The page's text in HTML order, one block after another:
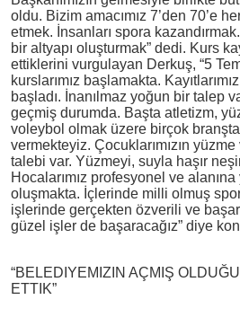
oldu. Bizim amacımız 7’den 70’e
etmek. İnsanları spora
bir altyapı oluşturmak” dedi. Kurs
ettiklerini vurgulayan Derkuş, “5
kurslarımız başlamakta.
başladı. İnanılmaz yoğun bir talep
geçmiş durumda. Başta atletizm,
voleybol olmak üzere birçok
vermekteyiz. Çocuklarımızın yüzme
talebi var. Yüzmeyi, suyla haşır
Hocalarımız profesyonel ve
oluşmakta. İçlerinde milli olmuş
işlerinde gerçekten özverili ve
güzel işler de başaracağız” diye
“BELEDIYEMIZIN AÇMIŞ
ETTIK”